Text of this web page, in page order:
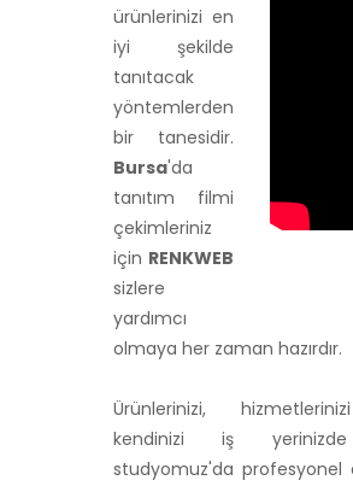
ürünlerinizi en
iyi şekilde
tanıtacak
yöntemlerden
bir tanesidir.
Bursa'da
tanıtım filmi
çekimleriniz
için RENKWEB
sizlere
yardımcı
olmaya her zaman hazırdır.
Ürünlerinizi,
kendinizi iş
studyomuz'da profesyonel